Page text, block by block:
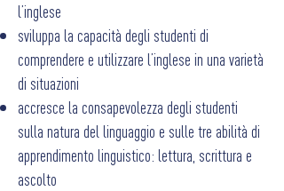
l’inglese
sviluppa la capacità degli studenti di
comprendere e utilizzare l’inglese in una varietà
di situazioni
accresce la consapevolezza degli studenti
sulla natura del linguaggio e sulle tre abilità di
apprendimento linguistico: lettura, scrittura e
ascolto